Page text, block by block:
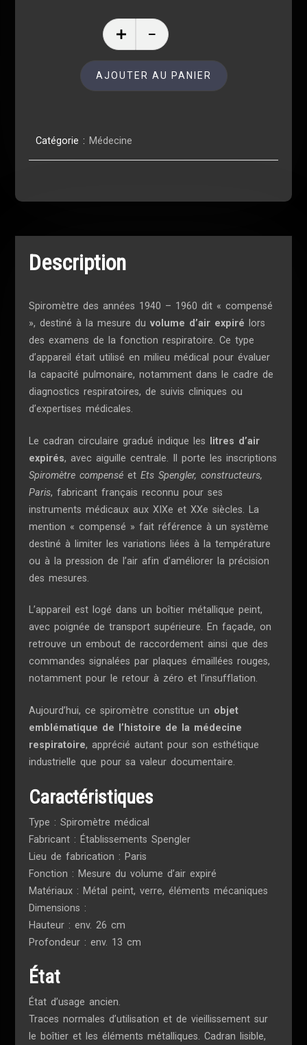
AJOUTER AU PANIER
Catégorie : Médecine
Description
Spiromètre des années 1940 – 1960 dit « compensé
», destiné à la mesure duvolume d’air expiré lors
des examens de la fonction respiratoire. Ce type
d’appareil était utilisé en milieu médical pour évaluer
la capacité pulmonaire, notamment dans le cadre de
diagnostics respiratoires, de suivis cliniques ou
d’expertises médicales.
Le cadran circulaire gradué indique les
litres d’air
expirés, avec aiguille centrale. Il porte les inscriptions
Spiromètre compensé etEts Spengler, constructeurs,
Paris, fabricant français reconnu pour ses
instruments médicaux aux XIXe et XXe siècles. La
mention « compensé » fait référence à un système
destiné à limiter les variations liées à la température
ou à la pression de l’air afin d’améliorer la précision
des mesures.
L’appareil est logé dans un boîtier métallique peint,
avec poignée de transport supérieure. En façade, on
retrouve un embout de raccordement ainsi que des
commandes signalées par plaques émaillées rouges,
notamment pour le retour à zéro et l’insufflation.
Aujourd’hui, ce spiromètre constitue un objet
emblématique de l’histoire de la médecine
respiratoire, apprécié autant pour son esthétique
industrielle que pour sa valeur documentaire.
Caractéristiques
Type : Spiromètre médical
Fabricant : Établissements Spengler
Lieu de fabrication : Paris
Fonction : Mesure du volume d’air expiré
Matériaux : Métal peint, verre, éléments mécaniques
Dimensions :
Hauteur : env. 26 cm
Profondeur : env. 13 cm
État
État d’usage ancien.
Traces normales d’utilisation et de vieillissement sur
le boîtier et les éléments métalliques. Cadran lisible,